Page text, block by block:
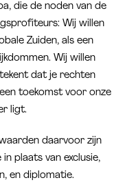
die de noden van de
Wij willen
Zuiden, als een
Wij willen
dat je rechten
toekomst voor onze
ligt.
daarvoor zijn
plaats van exclusie,
en diplomatie.